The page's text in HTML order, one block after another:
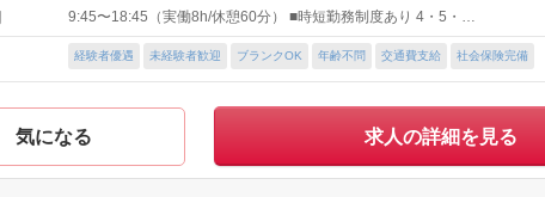
9:45〜18:45（実働8h/休憩60分） ■時短勤務制度あり 4・5・…
経験者優遇 未経験者歓迎 ブランクOK 年齢不問 交通費支給 社会保険完備
気になる 求人の詳細を見る